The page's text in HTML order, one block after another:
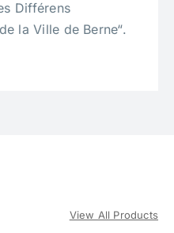
Différens
la Ville de Berne“.
View All Products